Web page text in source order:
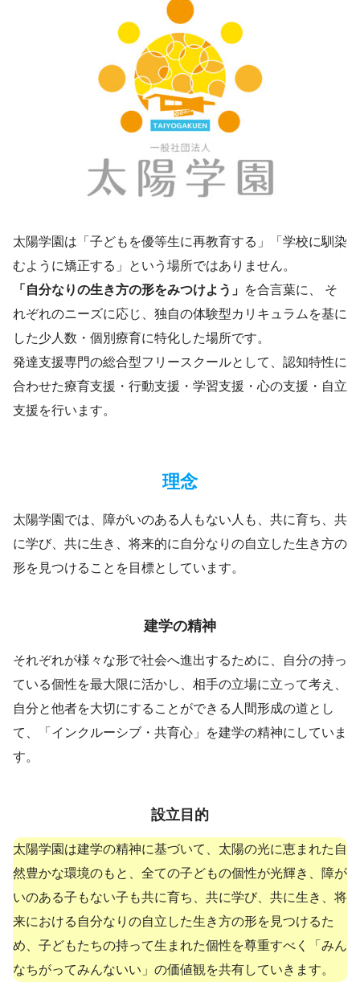
太陽学園は「子どもを優等生に再教育する」「学校に馴染
むように矯正する」という場所ではありません。
「自分なりの生き方の形をみつけよう」 を合言葉に、 そ
れぞれのニーズに応じ、独自の体験型カリキュラムを基に
した少人数・個別療育に特化した場所です。
発達支援専門の総合型フリースクールとして、認知特性に
合わせた療育支援・行動支援・学習支援・心の支援・自立
支援を行います。
理念
太陽学園では、障がいのある人もない人も、共に育ち、共
に学び、共に生き、将来的に自分なりの自立した生き方の
形を見つけることを目標としています。
建学の精神
それぞれが様々な形で社会へ進出するために、自分の持っ
ている個性を最大限に活かし、相手の立場に立って考え、
自分と他者を大切にすることができる人間形成の道とし
て、「インクルーシブ・共育心」を建学の精神にしていま
す。
設立目的
太陽学園は建学の精神に基づいて、太陽の光に恵まれた自
然豊かな環境のもと、全ての子どもの個性が光輝き、障が
いのある子もない子も共に育ち、共に学び、共に生き、将
来における自分なりの自立した生き方の形を見つけるた
め、子どもたちの持って生まれた個性を尊重すべく「みん
なちがってみんないい」の価値観を共有していきます。